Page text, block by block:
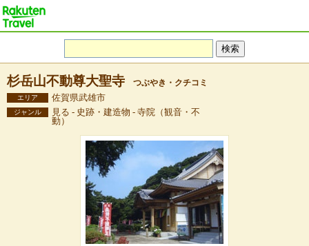
杉岳山不動尊大聖寺 つぶやき・クチコミ
エリア 佐賀県武雄市
ジャンル
見る - 史跡・建造物 - 寺院（観音・不
動）